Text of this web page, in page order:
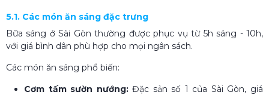
5.1. Các món ăn sáng đặc trưng
Bữa sáng ở Sài Gòn thường được phục vụ từ 5h sáng - 10h,
với giá bình dân phù hợp cho mọi ngân sách.
Các món ăn sáng phổ biến:
Cơm tấm sườn nướng:Đặc sản số 1 của Sài Gòn, giá